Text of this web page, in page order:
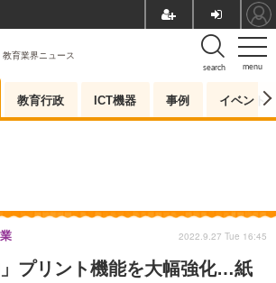
menu
search
教育業界ニュース
教育行政 ICT機器 事例 イベント
プリント機能を大幅強化…紙
2022.9.27 Tue 16:45